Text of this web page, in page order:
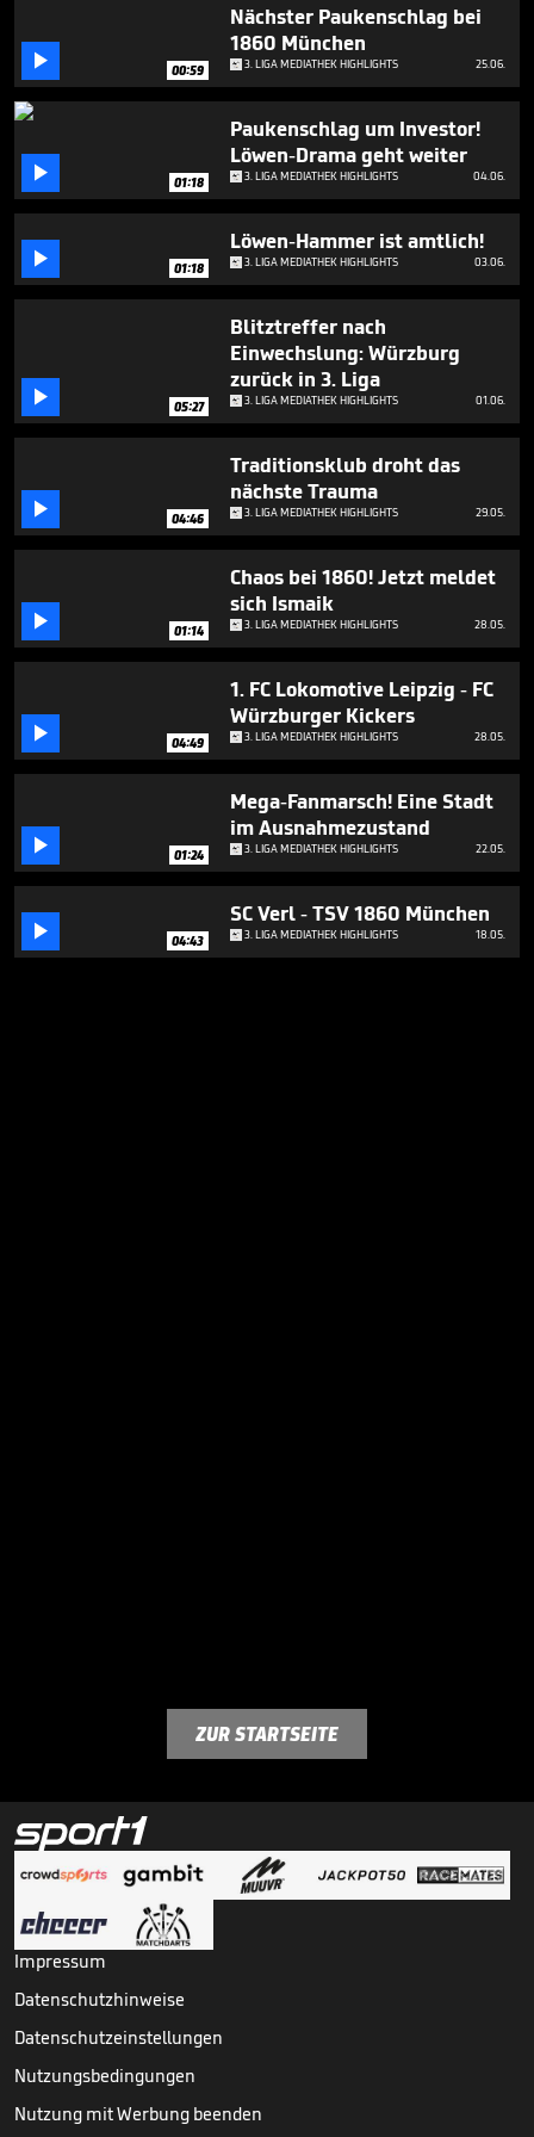
 00:59
Nächster Paukenschlag bei
1860 München
3. LIGA MEDIATHEK HIGHLIGHTS 25.06.
 01:18
Paukenschlag um Investor!
Löwen-Drama geht weiter
3. LIGA MEDIATHEK HIGHLIGHTS 04.06.
 01:18
Löwen-Hammer ist amtlich!
3. LIGA MEDIATHEK HIGHLIGHTS 03.06.
 05:27
Blitztreffer nach
Einwechslung: Würzburg
zurück in 3. Liga
3. LIGA MEDIATHEK HIGHLIGHTS 01.06.
 04:46
Traditionsklub droht das
nächste Trauma
3. LIGA MEDIATHEK HIGHLIGHTS 29.05.
 01:14
Chaos bei 1860! Jetzt meldet
sich Ismaik
3. LIGA MEDIATHEK HIGHLIGHTS 28.05.
 04:49
1. FC Lokomotive Leipzig - FC
Würzburger Kickers
3. LIGA MEDIATHEK HIGHLIGHTS 28.05.
 01:24
Mega-Fanmarsch! Eine Stadt
im Ausnahmezustand
3. LIGA MEDIATHEK HIGHLIGHTS 22.05.
 04:43
SC Verl - TSV 1860 München
3. LIGA MEDIATHEK HIGHLIGHTS 18.05.
ZUR STARTSEITE
Impressum
Datenschutzhinweise
Datenschutzeinstellungen
Nutzungsbedingungen
Nutzung mit Werbung beenden